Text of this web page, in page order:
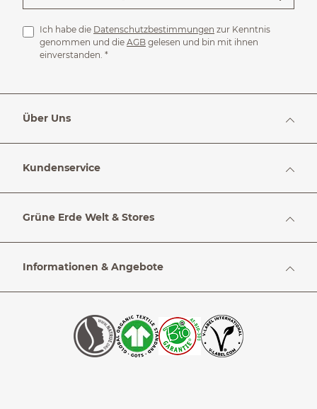
Ich habe die Datenschutzbestimmungen zur Kenntnis
genommen und die AGB gelesen und bin mit ihnen
einverstanden. *
Über Uns
Kundenservice
Grüne Erde Welt & Stores
Informationen & Angebote